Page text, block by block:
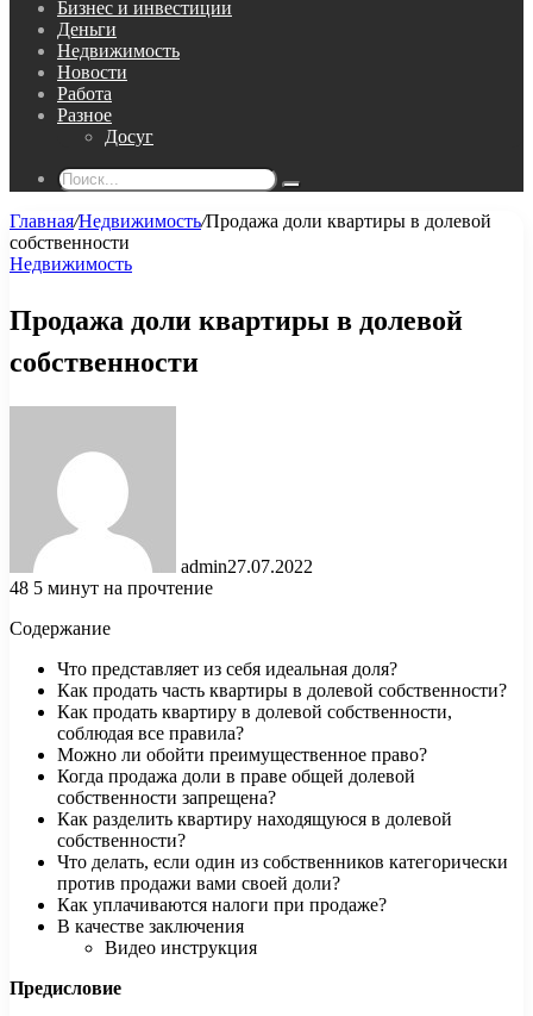
Бизнес и инвестиции
Деньги
Недвижимость
Новости
Работа
Разное
Досуг
Поиск...
Главная/Недвижимость/Продажа доли квартиры в долевой
собственности
Недвижимость
Продажа доли квартиры в долевой
собственности
admin27.07.2022
48 5 минут на прочтение
Содержание
Что представляет из себя идеальная доля?
Как продать часть квартиры в долевой собственности?
Как продать квартиру в долевой собственности,
соблюдая все правила?
Можно ли обойти преимущественное право?
Когда продажа доли в праве общей долевой
собственности запрещена?
Как разделить квартиру находящуюся в долевой
собственности?
Что делать, если один из собственников категорически
против продажи вами своей доли?
Как уплачиваются налоги при продаже?
В качестве заключения
Видео инструкция
Предисловие